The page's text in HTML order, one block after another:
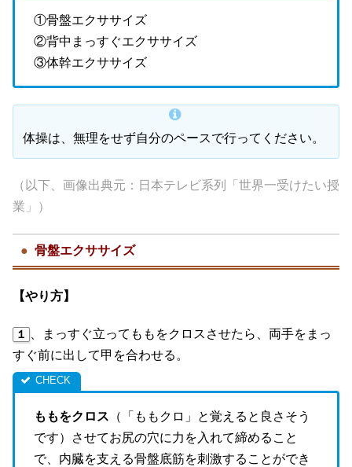
①骨盤エクササイズ
②背中まっすぐエクササイズ
③体幹エクササイズ
体操は、無理をせず自分のペースで行ってください。
（以下、画像出典元：日本テレビ系列「世界一受けたい授
業」）
骨盤エクササイズ
【やり方】
１ 、まっすぐ立ってももをクロスさせたら、両手をまっ
すぐ前に出して甲を合わせる。
ももをクロス （「ももクロ」と覚えると良さそう
です）させてお尻の穴に力を入れて締めること
で、内臓を支える骨盤底筋を刺激することができ